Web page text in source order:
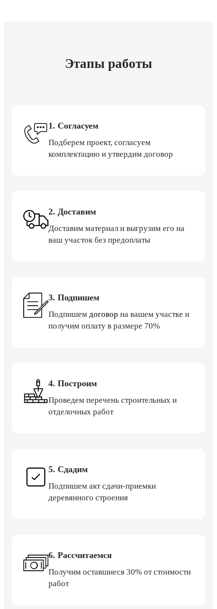
Этапы работы
1. Согласуем
Подберем проект, согласуем
комплектацию и утвердим договор
2. Доставим
Доставим материал и выгрузим его на
ваш участок без предоплаты
3. Подпишем
Подпишем договор на вашем участке и
получим оплату в размере 70%
4. Построим
Проведем перечень строительных и
отделочных работ
5. Сдадим
Подпишем акт сдачи-приемки
деревянного строения
6. Рассчитаемся
Получим оставшиеся 30% от стоимости
работ